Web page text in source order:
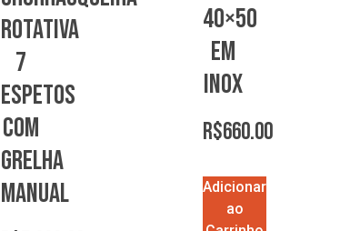
Rotativa
7
espetos
com
grelha
manual
40×50
Em
Inox
R$660.00
Adicionar
ao